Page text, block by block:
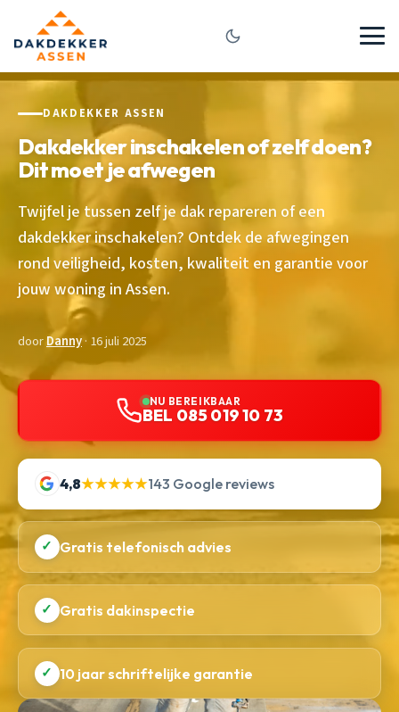
DAKDEKKER ASSEN
Dakdekker inschakelen of zelf doen?
Dit moet je afwegen
Twijfel je tussen zelf je dak repareren of een
dakdekker inschakelen? Ontdek de afwegingen
rond veiligheid, kosten, kwaliteit en garantie voor
jouw woning in Assen.
doorDanny· 16 juli 2025
NU BEREIKBAAR
BEL 085 019 10 73
4,8★★★★★143 Google reviews
✓ Gratis telefonisch advies
✓ Gratis dakinspectie
✓ 10 jaar schriftelijke garantie